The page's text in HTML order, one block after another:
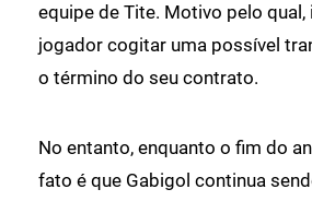
equipe de Tite. Motivo pelo qual,
jogador cogitar uma possível
o término do seu contrato.
No entanto, enquanto o fim do
fato é que Gabigol continua